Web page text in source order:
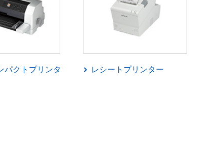
パクトプリンタ
レシートプリンター